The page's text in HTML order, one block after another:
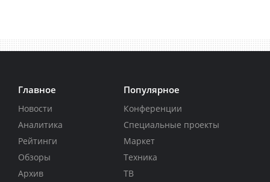
Главное
Новости
Аналитика
Рейтинги
Обзоры
Архив
Популярное
Конференции
Специальные проекты
Маркет
Техника
ТВ